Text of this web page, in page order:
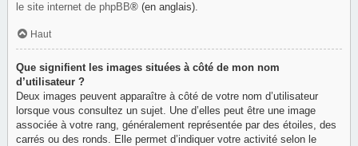
le site internet de phpBB® (en anglais).
Haut
Que signifient les images situées à côté de mon nom
d’utilisateur ?
Deux images peuvent apparaître à côté de votre nom d’utilisateur
lorsque vous consultez un sujet. Une d’elles peut être une image
associée à votre rang, généralement représentée par des étoiles, des
carrés ou des ronds. Elle permet d’indiquer votre activité selon le